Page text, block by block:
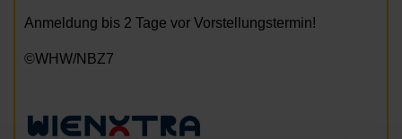
Anmeldung bis 2 Tage vor Vorstellungstermin!
©WHW/NBZ7